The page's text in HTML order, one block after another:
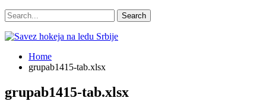
Home
grupab1415-tab.xlsx
grupab1415-tab.xlsx